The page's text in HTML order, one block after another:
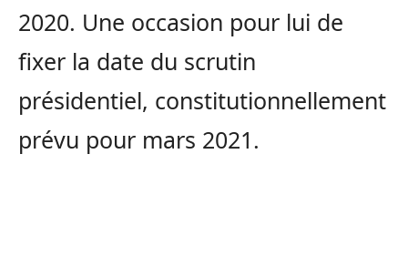
2020. Une occasion pour lui de
fixer la date du scrutin
présidentiel, constitutionnellement
prévu pour mars 2021.